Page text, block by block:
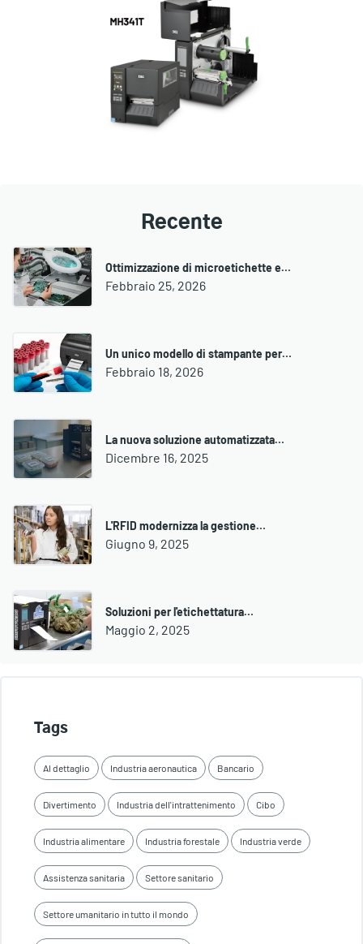
Recente
Ottimizzazione di microetichette e…
Febbraio 25, 2026
Un unico modello di stampante per…
Febbraio 18, 2026
La nuova soluzione automatizzata…
Dicembre 16, 2025
L'RFID modernizza la gestione…
Giugno 9, 2025
Soluzioni per l'etichettatura…
Maggio 2, 2025
Tags
Al dettaglio Industria aeronautica Bancario
Divertimento Industria dell'intrattenimento Cibo
Industria alimentare Industria forestale Industria verde
Assistenza sanitaria Settore sanitario
Settore umanitario in tutto il mondo